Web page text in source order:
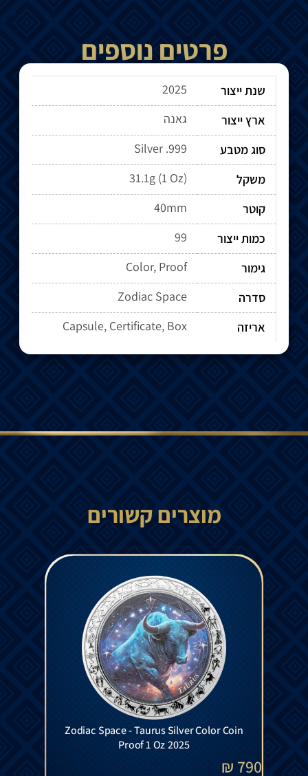
פרטים נוספים
שנת ייצור
2025
ארץ ייצור
גאנה
סוג מטבע
Silver .999
משקל
31.1g (1 Oz)
קוטר
40mm
כמות ייצור
99
גימור
Color, Proof
סדרה
Zodiac Space
אריזה
Capsule, Certificate, Box
מוצרים קשורים
Zodiac Space - Taurus Silver Color Coin
Proof 1 Oz 2025
790
₪